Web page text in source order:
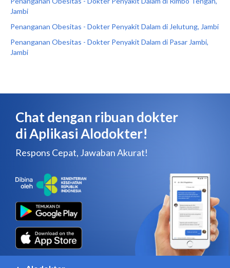
Jambi
Penanganan Obesitas - Dokter Penyakit Dalam di Jelutung, Jambi
Penanganan Obesitas - Dokter Penyakit Dalam di Pasar Jambi,
Jambi